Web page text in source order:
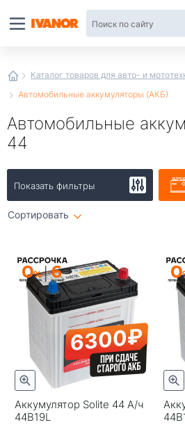
Каталог товаров для авто- и
Автомобильные аккумуляторы (АКБ)
Автомобильные
44
Показать фильтры
Сортировать
Аккумулятор Solite 44 А/ч
44B19L
6300₽
интернет-